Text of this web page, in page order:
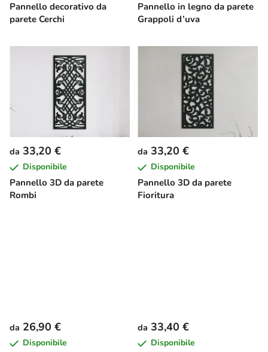
Pannello decorativo da
parete Cerchi
Pannello in legno da parete
Grappoli d’uva
Pannello 3D da parete
Rombi
da 33,20 €
Disponibile
Pannello 3D da parete
Fioritura
da 33,20 €
Disponibile
da 26,90 €
Disponibile
da 33,40 €
Disponibile